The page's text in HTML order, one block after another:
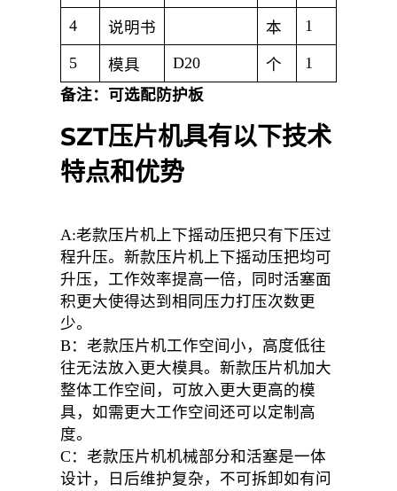
4 说明书 本 1
5 模具 D20 个
1
备注：可选配防护板
SZT压片机具有以下技术
特点和优势
A:老款压片机上下摇动压把只有下压过
程升压。新款压片机上下摇动压把均可
升压，工作效率提高一倍，同时活塞面
积更大使得达到相同压力打压次数更
少。
B：老款压片机工作空间小，高度低往
往无法放入更大模具。新款压片机加大
整体工作空间，可放入更大更高的模
具，如需更大工作空间还可以定制高
度。
C：老款压片机机械部分和活塞是一体
设计，日后维护复杂，不可拆卸如有问